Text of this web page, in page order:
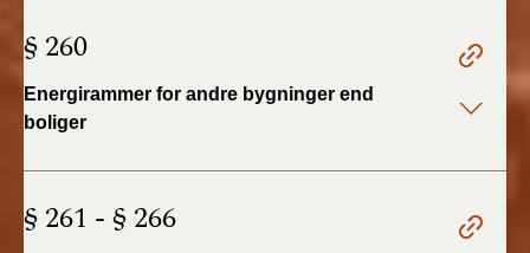
BR18 (1/1-9/3 2020)
BR18 (4/7-31/12
2019)
§ 260
Energirammer for andre bygninger end
boliger
§ 261 - § 266